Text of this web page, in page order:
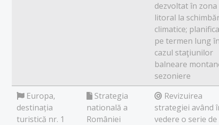
dezvoltat în zona
litoral la
climatice;
pe termen lung
cazul staţiunilor
balneare
sezoniere
Europa,
destinația
turistică nr. 1
Strategia
natională a
României
Revizuirea
strategiei având
vedere o serie de